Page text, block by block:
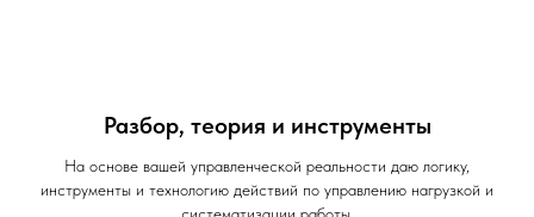
Разбор, теория и инструменты
На основе вашей управленческой реальности даю логику,
инструменты и технологию действий по управлению нагрузкой и